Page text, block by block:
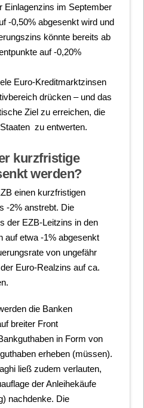
Einlagenzins im September
-0,50% abgesenkt wird und
könnte bereits ab
auf -0,20%
Euro-Kreditmarktzinsen
drücken – und das
Ziel zu erreichen, die
zu entwerten.
kurzfristige
werden?
einen kurzfristigen
-2% anstrebt. Die
der EZB-Leitzins in den
auf etwa -1% abgesenkt
von ungefähr
Euro-Realzins auf ca.
die Banken
breiter Front
in Form von
erheben (müssen).
ließ zudem verlauten,
der Anleihekäufe
nachdenke. Die